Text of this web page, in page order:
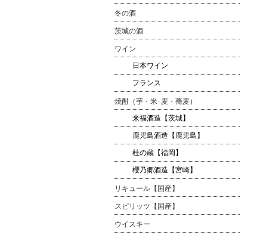
冬の酒
茨城の酒
ワイン
日本ワイン
フランス
焼酎（芋・米･麦・蕎麦）
来福酒造【茨城】
鹿児島酒造【鹿児島】
杜の蔵【福岡】
櫻乃郷酒造【宮崎】
リキュール【国産】
スピリッツ【国産】
ウイスキー